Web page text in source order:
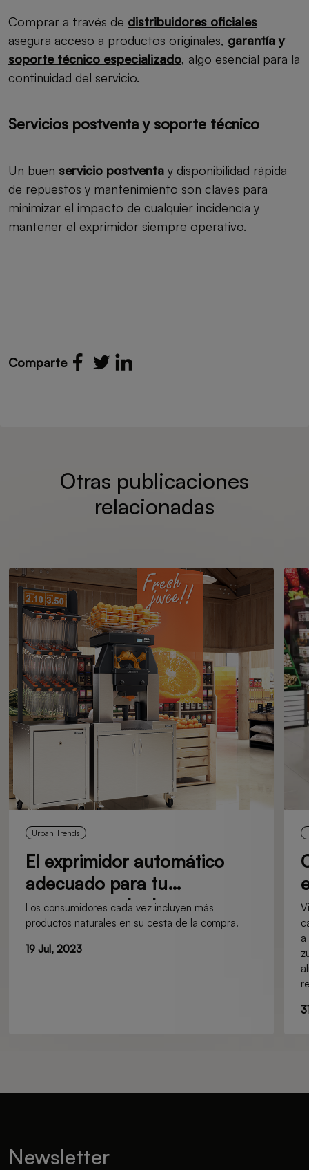
Comprar a través de distribuidores oficiales
asegura acceso a productos originales, garantía y
soporte técnico especializado, algo esencial para la
continuidad del servicio.
Servicios postventa y soporte técnico
Un buen servicio postventa y disponibilidad rápida
de repuestos y mantenimiento son claves para
minimizar el impacto de cualquier incidencia y
mantener el exprimidor siempre operativo.
Comparte
Otras publicaciones
relacionadas
Urban Trends
El exprimidor automático
adecuado para tu
supermercado: La
importancia de elegir bien
Los consumidores cada vez incluyen más
productos naturales en su cesta de la compra.
19 Jul, 2023
Newsletter